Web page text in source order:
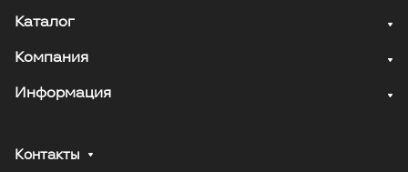
Каталог
Компания
Информация
Контакты